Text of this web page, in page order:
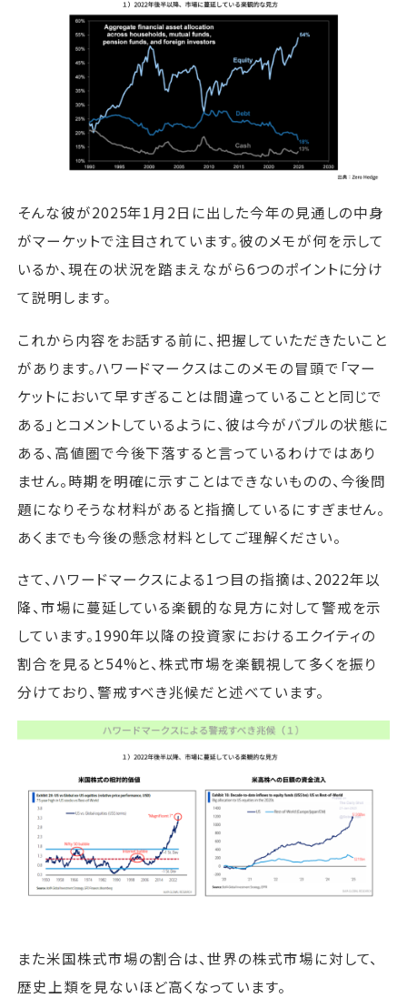
そんな彼が2025年1月2日に出した今年の見通しの中身
がマーケットで注目されています。彼のメモが何を示して
いるか、現在の状況を踏まえながら6つのポイントに分け
て説明します。
これから内容をお話する前に、把握していただきたいこと
があります。ハワードマークスはこのメモの冒頭で「マー
ケットにおいて早すぎることは間違っていることと同じで
ある」とコメントしているように、彼は今がバブルの状態に
ある、高値圏で今後下落すると言っているわけではあり
ません。時期を明確に示すことはできないものの、今後問
題になりそうな材料があると指摘しているにすぎません。
あくまでも今後の懸念材料としてご理解ください。
さて、ハワードマークスによる1つ目の指摘は、2022年以
降、市場に蔓延している楽観的な見方に対して警戒を示
しています。1990年以降の投資家におけるエクイティの
割合を見ると54%と、株式市場を楽観視して多くを振り
分けており、警戒すべき兆候だと述べています。
また米国株式市場の割合は、世界の株式市場に対して、
歴史上類を見ないほど高くなっています。